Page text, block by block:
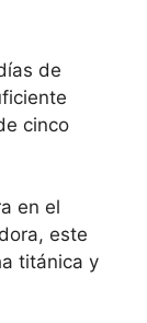
de
cinco
en el
este
titánica y